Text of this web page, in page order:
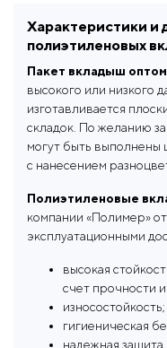
машиностроение и
оптово-розничная
Полиэтиленовые
фасовки жидких и
плавленого сыра,
жира). Также их
сахара, круп,
инертность в
полиэтилена
лекарственных
медицинских
упаковки сыпучих
электроники.
Характеристики и
полиэтиленовых
Пакет вкладыш оптом
высокого или низкого
изготавливается
складок. По желанию
могут быть
с нанесением
Полиэтиленовые
компании «Полимер»
эксплуатационными
высокая
счет прочности
износостойкость;
гигиеническая
надежная защита